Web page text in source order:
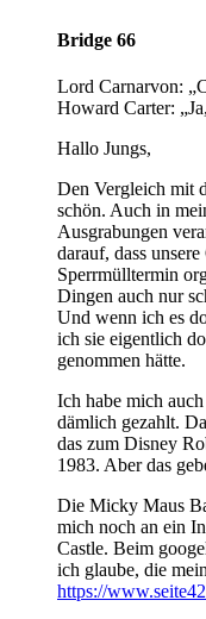
Bridge 66
Lord Carnarvon:
Howard Carter:
Hallo Jungs,
Den Vergleich mit
schön. Auch in
Ausgrabungen
darauf, dass
Sperrmülltermin
Dingen auch nur
Und wenn ich es
ich sie eigentlich
genommen hätte.
Ich habe mich
dämlich gezahlt.
das zum Disney
1983. Aber das
Die Micky Maus
mich noch an ein
Castle. Beim
ich glaube, die
https://